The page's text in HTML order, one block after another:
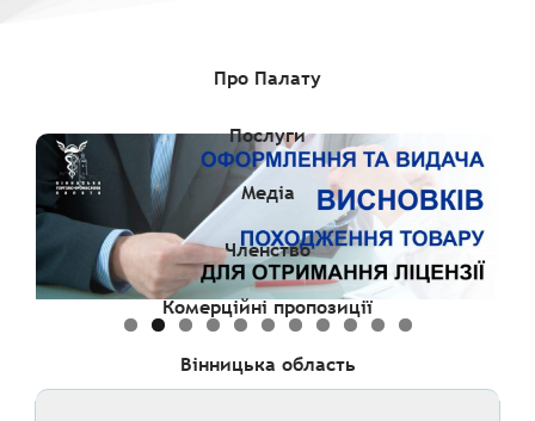
Про Палату
Послуги
Медіа
Членство
Комерційні пропозиції
Вінницька область